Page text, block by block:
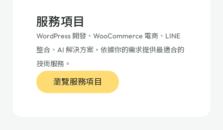
服務項目
WordPress 開發、WooCommerce 電商、LINE
整合、AI 解決方案，依據你的需求提供最適合的
技術服務。
瀏覽服務項目